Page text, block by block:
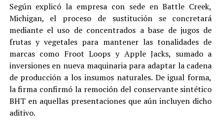
Según explicó la empresa con sede en Battle Creek,
Michigan, el proceso de sustitución se concretará
mediante el uso de concentrados a base de jugos de
frutas y vegetales para mantener las tonalidades de
marcas como Froot Loops y Apple Jacks, sumado a
inversiones en nueva maquinaria para adaptar la cadena
de producción a los insumos naturales. De igual forma,
la firma confirmó la remoción del conservante sintético
BHT en aquellas presentaciones que aún incluyen dicho
aditivo.